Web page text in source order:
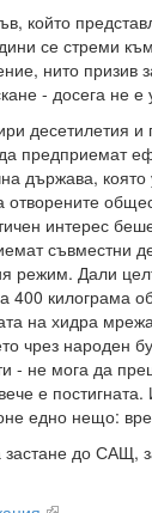
който
се стреми
нито призив
- досега не
десетилетия и
предприемат
държава, която
отворените
интерес
съвместни
режим. Дали
килограма
на хидра
чрез народен
- не мога да
е
едно нещо:
до САЩ,